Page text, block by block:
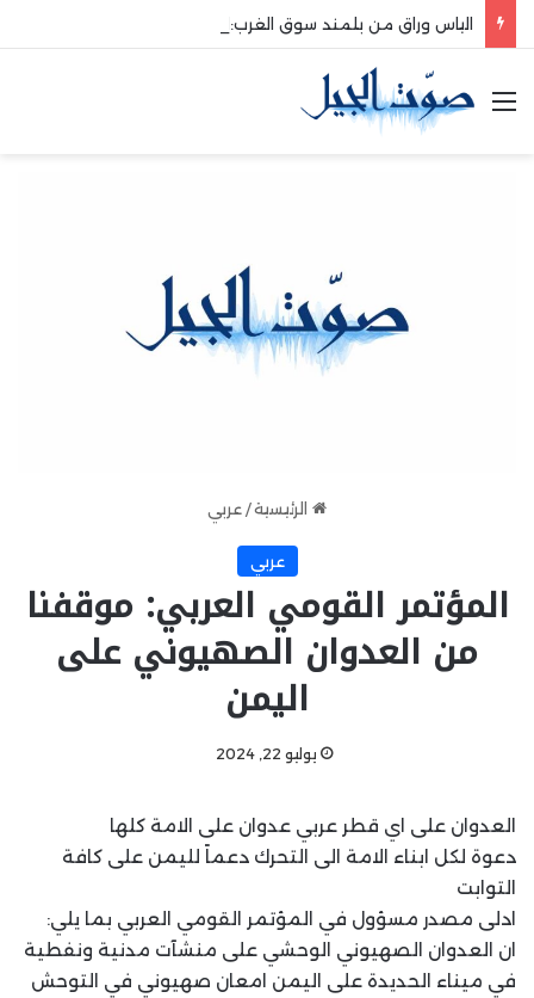
القائمة
الرئيسية/ عربي
عربي
المؤتمر القومي العربي: موقفنا
من العدوان الصهيوني على
اليمن
يوليو 22, 2024
العدوان على اي قطر عربي عدوان على الامة كلها
دعوة لكل ابناء الامة الى التحرك دعماً لليمن على كافة
التوابت
ادلى مصدر مسؤول في المؤتمر القومي العربي بما يلي:
ان العدوان الصهيوني الوحشي على منشآت مدنية ونفطية
في ميناء الحديدة على اليمن امعان صهيوني في التوحش